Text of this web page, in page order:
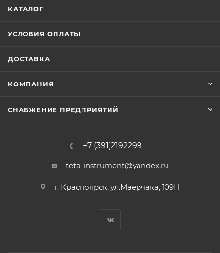
КАТАЛОГ
УСЛОВИЯ ОПЛАТЫ
ДОСТАВКА
КОМПАНИЯ
СНАБЖЕНИЕ ПРЕДПРИЯТИЙ
+7 (391)2192299
teta-instrument@yandex.ru
г. Красноярск, ул.Маерчака, 109Н